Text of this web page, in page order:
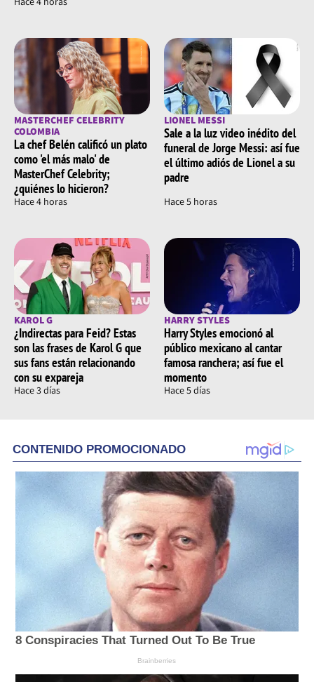
MASTERCHEF CELEBRITY
COLOMBIA
La chef Belén calificó un plato
como 'el más malo' de
MasterChef Celebrity;
¿quiénes lo hicieron?
Hace 4 horas
LIONEL MESSI
Sale a la luz video inédito del
funeral de Jorge Messi: así fue
el último adiós de Lionel a su
padre
Hace 5 horas
KAROL G
¿Indirectas para Feid? Estas
son las frases de Karol G que
sus fans están relacionando
con su expareja
Hace 3 días
HARRY STYLES
Harry Styles emocionó al
público mexicano al cantar
famosa ranchera; así fue el
momento
Hace 5 días